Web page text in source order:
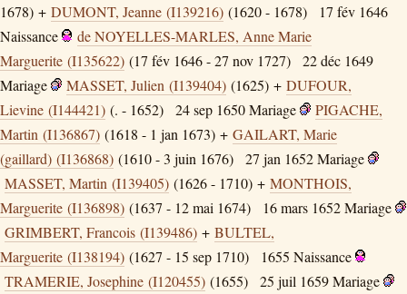
1678) + DUMONT, Jeanne (I139216) (1620 - 1678)
17 fév 1646
Naissance
de NOYELLES-MARLES, Anne Marie
Marguerite (I135622) (17 fév 1646 - 27 nov 1727)
22 déc 1649
Mariage
MASSET, Julien (I139404) (1625) + DUFOUR,
Lievine (I144421) (. - 1652) 24 sep 1650Mariage
PIGACHE,
Martin (I136867) (1618 - 1 jan 1673) + GAILART, Marie
(gaillard) (I136868) (1610 - 3 juin 1676) 27 jan 1652Mariage
MASSET, Martin (I139405) (1626 - 1710) + MONTHOIS,
Marguerite (I136898) (1637 - 12 mai 1674) 16 mars 1652Mariage
GRIMBERT, Francois (I139486) + BULTEL,
Marguerite (I138194) (1627 - 15 sep 1710) 1655 Naissance
TRAMERIE, Josephine (I120455) (1655) 25 juil 1659Mariage